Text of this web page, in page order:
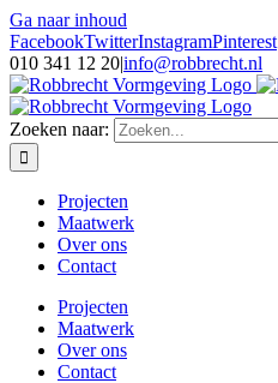
Ga naar inhoud
FacebookTwitterInstagramPinterest
010 341 12 20|info@robbrecht.nl
Zoeken naar:
Projecten
Maatwerk
Over ons
Contact
Projecten
Maatwerk
Over ons
Contact